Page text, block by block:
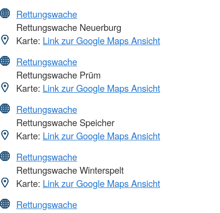
Rettungswache
Rettungswache Neuerburg
Karte: Link zur Google Maps Ansicht
Rettungswache
Rettungswache Prüm
Karte: Link zur Google Maps Ansicht
Rettungswache
Rettungswache Speicher
Karte: Link zur Google Maps Ansicht
Rettungswache
Rettungswache Winterspelt
Karte: Link zur Google Maps Ansicht
Rettungswache